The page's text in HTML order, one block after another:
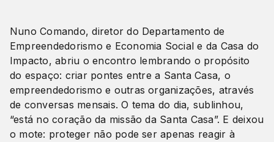
Nuno Comando, diretor do Departamento de
Empreendedorismo e Economia Social e da Casa do
Impacto, abriu o encontro lembrando o propósito
do espaço: criar pontes entre a Santa Casa, o
empreendedorismo e outras organizações, através
de conversas mensais. O tema do dia, sublinhou,
“está no coração da missão da Santa Casa”. E deixou
o mote: proteger não pode ser apenas reagir à